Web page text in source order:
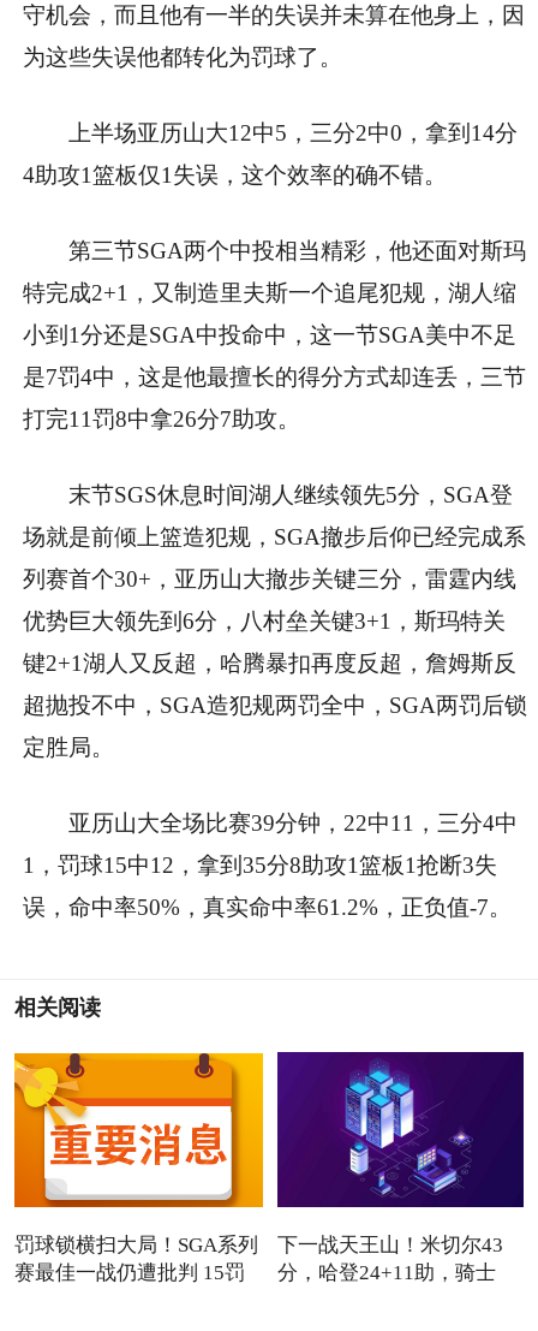
守机会，而且他有一半的失误并未算在他身上，因
为这些失误他都转化为罚球了。
上半场亚历山大12中5，三分2中0，拿到14分
4助攻1篮板仅1失误，这个效率的确不错。
第三节SGA两个中投相当精彩，他还面对斯玛
特完成2+1，又制造里夫斯一个追尾犯规，湖人缩
小到1分还是SGA中投命中，这一节SGA美中不足
是7罚4中，这是他最擅长的得分方式却连丢，三节
打完11罚8中拿26分7助攻。
末节SGS休息时间湖人继续领先5分，SGA登
场就是前倾上篮造犯规，SGA撤步后仰已经完成系
列赛首个30+，亚历山大撤步关键三分，雷霆内线
优势巨大领先到6分，八村垒关键3+1，斯玛特关
键2+1湖人又反超，哈腾暴扣再度反超，詹姆斯反
超抛投不中，SGA造犯规两罚全中，SGA两罚后锁
定胜局。
亚历山大全场比赛39分钟，22中11，三分4中
1，罚球15中12，拿到35分8助攻1篮板1抢断3失
误，命中率50%，真实命中率61.2%，正负值-7。
相关阅读
罚球锁横扫大局！SGA系列
赛最佳一战仍遭批判 15罚
下一战天王山！米切尔43
分，哈登24+11助，骑士